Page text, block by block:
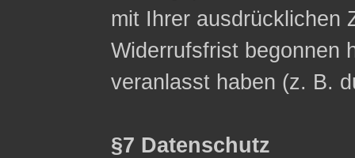
mit Ihrer ausdrücklichen
Widerrufsfrist begonnen
veranlasst haben (z. B.
§7 Datenschutz